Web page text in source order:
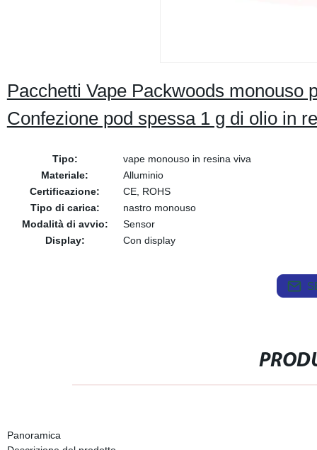
Pacchetti Vape Packwoods monouso
Confezione pod spessa 1 g di olio in
Tipo:
vape monouso in resina viva
Materiale:
Alluminio
Certificazione:
CE, ROHS
Tipo di carica:
nastro monouso
Modalità di avvio:
Sensor
Display:
Con display
Panoramica